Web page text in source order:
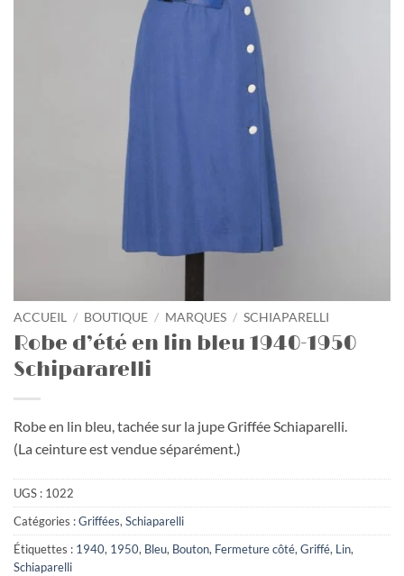
ACCUEIL / BOUTIQUE / MARQUES / SCHIAPARELLI
Robe d’été en lin bleu 1940-1950
Schipararelli
Robe en lin bleu, tachée sur la jupe Griffée Schiaparelli.
(La ceinture est vendue séparément.)
UGS : 1022
Catégories :Griffées, Schiaparelli
Étiquettes : 1940, 1950, Bleu, Bouton, Fermeture côté, Griffé, Lin,
Schiaparelli